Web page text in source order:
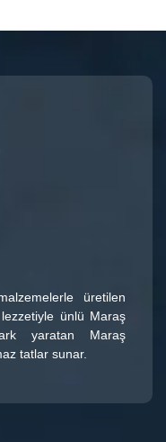
üretilen
ünlü Maraş
yaratan Maraş
tatlar sunar.